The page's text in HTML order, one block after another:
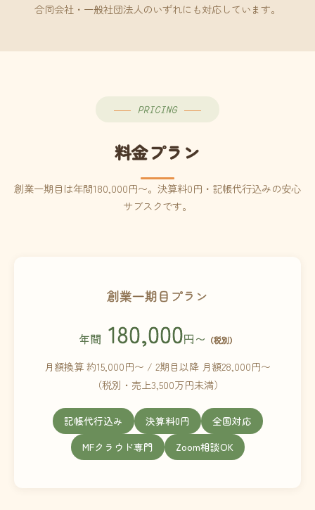
合同会社・一般社団法人のいずれにも対応しています。
PRICING
料金プラン
創業一期目は年間180,000円〜。決算料0円・記帳代行込みの安心
サブスクです。
創業一期目プラン
年間 180,000円〜 （税別）
月額換算 約15,000円〜 / 2期目以降 月額28,000円〜
（税別・売上3,500万円未満）
記帳代行込み 決算料0円
全国対応
MFクラウド専門
Zoom相談OK